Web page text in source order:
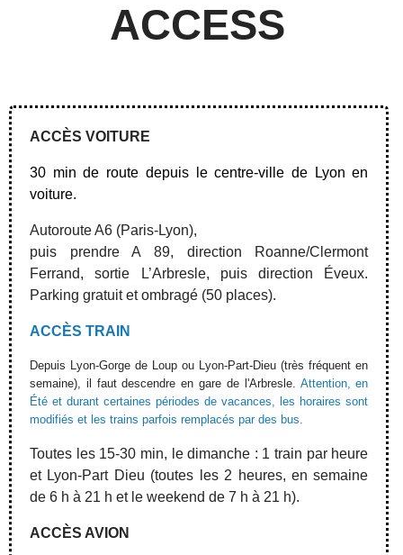
ACCESS
ACCÈS VOITURE
30 min de route depuis le centre-ville de Lyon en
voiture.
Autoroute A6 (Paris-Lyon),
puis prendre A 89, direction Roanne/Clermont
Ferrand, sortie L’Arbresle, puis direction Éveux.
Parking gratuit et ombragé (50 places).
ACCÈS TRAIN
Depuis Lyon-Gorge de Loup ou Lyon-Part-Dieu (très fréquent en
semaine), il faut descendre en gare de l'Arbresle. Attention, en
Été et durant certaines périodes de vacances, les horaires sont
modifiés et les trains parfois remplacés par des bus.
Toutes les 15-30 min, le dimanche : 1 train par heure
et Lyon-Part Dieu (toutes les 2 heures, en semaine
de 6 h à 21 h et le weekend de 7 h à 21 h).
ACCÈS AVION